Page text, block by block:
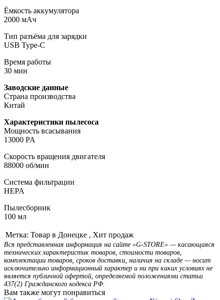
Ёмкость аккумулятора
2000 мАч
Тип разъёма для зарядки
USB Type-C
Время работы
30 мин
Заводские данные
Страна производства
Китай
Характеристики пылесоса
Мощность всасывания
13000 PA
Скорость вращения двигателя
88000 об/мин
Cистема фильтрации
HEPA
Пылесборник
100 мл
Метка: Товар в Донецке , Хит продаж
Вся представленная информация на сайте «G-STORE» — касающаяся
технических характеристик товаров, стоимости товаров,
комплектации товаров, сроков доставки, наличия на складе — носит
исключительно информационный характер и ни при каких условиях не
является публичной офертой, определяемой положениями статьи
437(2) Гражданского кодекса РФ.
Вам также могут понравиться